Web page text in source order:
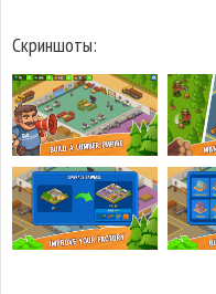
Скриншоты: